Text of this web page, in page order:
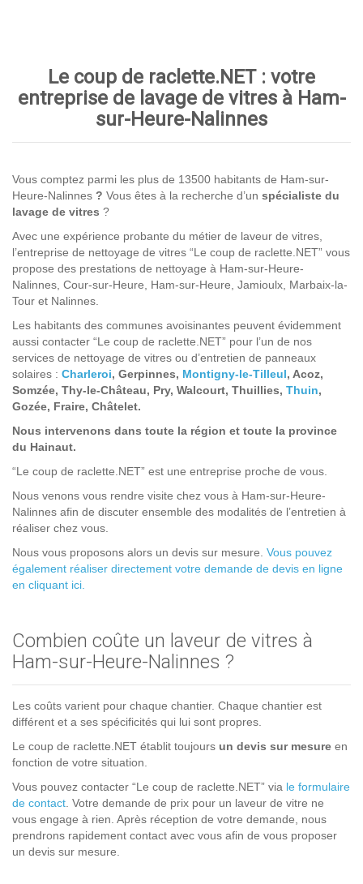
Le coup de raclette.NET : votre
entreprise de lavage de vitres à Ham-
sur-Heure-Nalinnes
Vous comptez parmi les plus de 13500 habitants de Ham-sur-
Heure-Nalinnes ? Vous êtes à la recherche d’un spécialiste du
lavage de vitres ?
Avec une expérience probante du métier de laveur de vitres,
l’entreprise de nettoyage de vitres “Le coup de raclette.NET” vous
propose des prestations de nettoyage à Ham-sur-Heure-
Nalinnes, Cour-sur-Heure, Ham-sur-Heure, Jamioulx, Marbaix-la-
Tour et Nalinnes.
Les habitants des communes avoisinantes peuvent évidemment
aussi contacter “Le coup de raclette.NET” pour l’un de nos
services de nettoyage de vitres ou d’entretien de panneaux
solaires : Charleroi, Gerpinnes, Montigny-le-Tilleul, Acoz,
Somzée, Thy-le-Château, Pry, Walcourt, Thuillies, Thuin,
Gozée, Fraire, Châtelet.
Nous intervenons dans toute la région et toute la province
du Hainaut.
“Le coup de raclette.NET” est une entreprise proche de vous.
Nous venons vous rendre visite chez vous à Ham-sur-Heure-
Nalinnes afin de discuter ensemble des modalités de l’entretien à
réaliser chez vous.
Nous vous proposons alors un devis sur mesure. Vous pouvez
également réaliser directement votre demande de devis en ligne
en cliquant ici.
Combien coûte un laveur de vitres à
Ham-sur-Heure-Nalinnes ?
Les coûts varient pour chaque chantier. Chaque chantier est
différent et a ses spécificités qui lui sont propres.
Le coup de raclette.NET établit toujours un devis sur mesure en
fonction de votre situation.
Vous pouvez contacter “Le coup de raclette.NET” via le formulaire
de contact. Votre demande de prix pour un laveur de vitre ne
vous engage à rien. Après réception de votre demande, nous
prendrons rapidement contact avec vous afin de vous proposer
un devis sur mesure.